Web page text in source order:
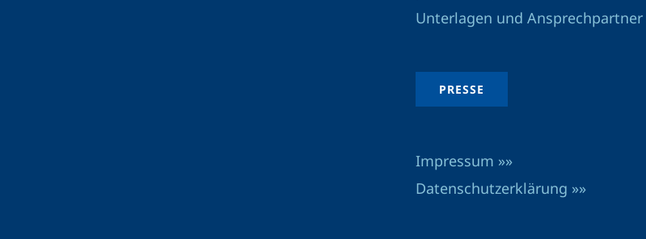
Unterlagen und Ansprechpartner
PRESSE
Impressum »»
Datenschutzerklärung »»